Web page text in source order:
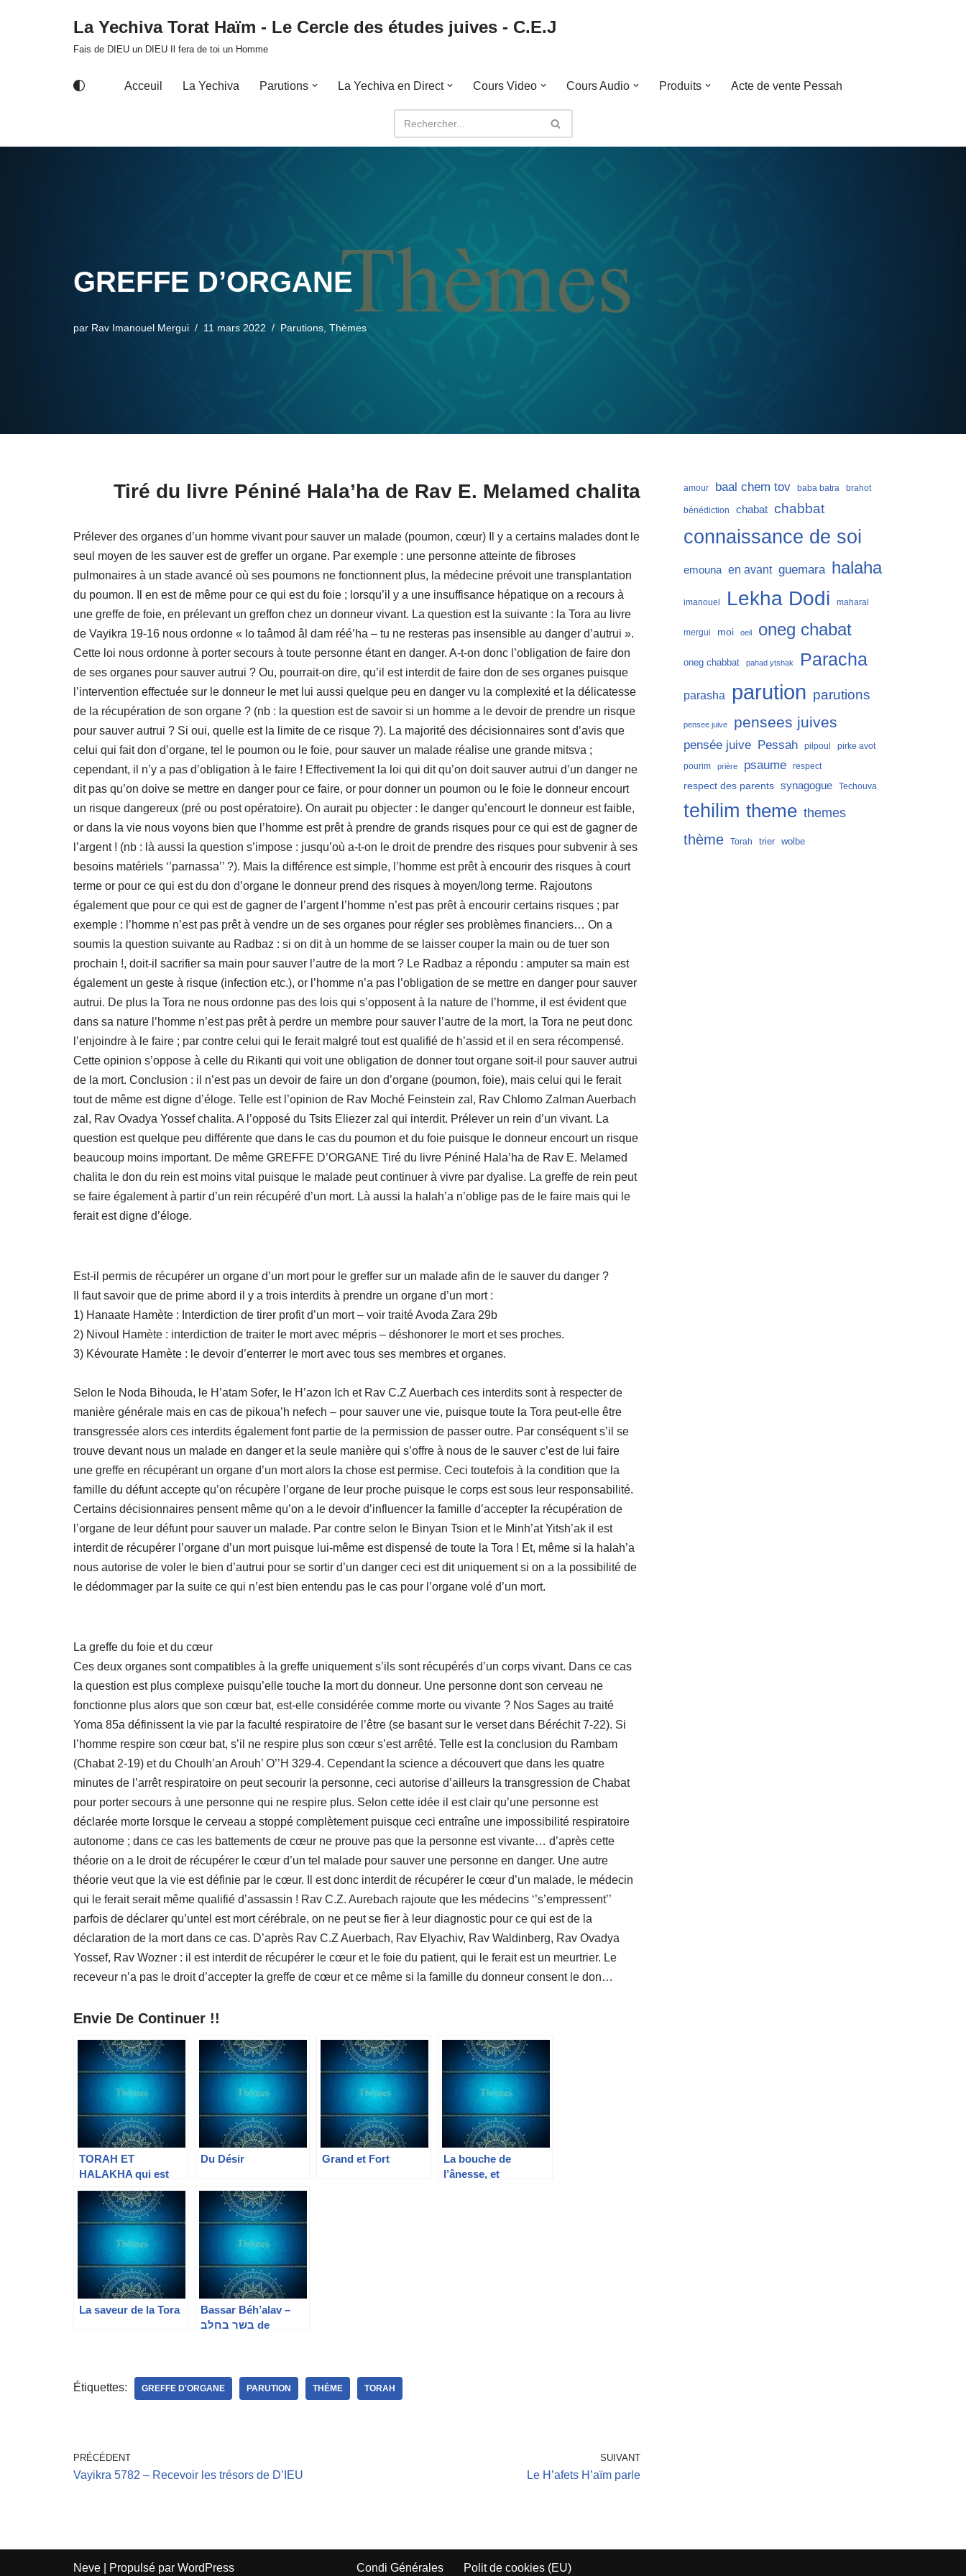
La Yechiva Torat Haïm - Le Cercle des études juives - C.E.J
Fais de DIEU un DIEU Il fera de toi un Homme
Acceuil La Yechiva Parutions La Yechiva en Direct Cours Video Cours Audio Produits Acte de vente Pessah
GREFFE D’ORGANE
par Rav Imanouel Mergui 11 mars 2022 Parutions Thèmes
Tiré du livre Péniné Hala’ha de Rav E. Melamed chalita
Prélever des organes d’un homme vivant pour sauver un malade (poumon, cœur) Il y a certains malades dont le
seul moyen de les sauver est de greffer un organe. Par exemple : une personne atteinte de fibroses
pulmonaires à un stade avancé où ses poumons ne fonctionnent plus, la médecine prévoit une transplantation
du poumon. Il en est de même pour ce qui est du foie ; lorsqu’il y a une insuffisance hépatique on a recours à
une greffe de foie, en prélevant un greffon chez un donneur vivant. La question est la suivante : la Tora au livre
de Vayikra 19-16 nous ordonne « lo taâmod âl dam réé’ha – tu ne resteras pas insensible au danger d’autrui ».
Cette loi nous ordonne à porter secours à toute personne étant en danger. A-t-on donc l’obligation de faire don
de ses organes pour sauver autrui ? Ou, pourrait-on dire, qu’il est interdit de faire don de ses organes puisque
l’intervention effectuée sur le donneur le met lui aussi quelque peu en danger vu la complexité et la délicatesse
de la récupération de son organe ? (nb : la question est de savoir si un homme a le devoir de prendre un risque
pour sauver autrui ? Si oui, quelle est la limite de ce risque ?). La majorité des décisionnaires sont d’avis que
celui qui fait don d’organe, tel le poumon ou le foie, pour sauver un malade réalise une grande mitsva ;
cependant, il n’y a pas d’obligation à le faire ! Effectivement la loi qui dit qu’on doit sauver autrui d’un danger ne
dit pas qu’on doive se mettre en danger pour ce faire, or pour donner un poumon ou le foie le donneur encourt
un risque dangereux (pré ou post opératoire). On aurait pu objecter : le danger qu’encourt le donneur est faible,
or dans la vie nous voyons bien que l’homme est prêt à prendre de grands risques pour ce qui est de gagner de
l’argent ! (nb : là aussi la question s’impose : jusqu’où a-t-on le droit de prendre des risques pour subvenir à ses
besoins matériels ‘’parnassa’’ ?). Mais la différence est simple, l’homme est prêt à encourir des risques à court
terme or pour ce qui est du don d’organe le donneur prend des risques à moyen/long terme. Rajoutons
également que pour ce qui est de gagner de l’argent l’homme n’est pas prêt à encourir certains risques ; par
exemple : l’homme n’est pas prêt à vendre un de ses organes pour régler ses problèmes financiers… On a
soumis la question suivante au Radbaz : si on dit à un homme de se laisser couper la main ou de tuer son
prochain !, doit-il sacrifier sa main pour sauver l’autre de la mort ? Le Radbaz a répondu : amputer sa main est
également un geste à risque (infection etc.), or l’homme n’a pas l’obligation de se mettre en danger pour sauver
autrui. De plus la Tora ne nous ordonne pas des lois qui s’opposent à la nature de l’homme, il est évident que
dans sa nature l’homme n’est pas prêt à perdre un membre pour sauver l’autre de la mort, la Tora ne peut donc
l’enjoindre à le faire ; par contre celui qui le ferait malgré tout est qualifié de h’assid et il en sera récompensé.
Cette opinion s’oppose à celle du Rikanti qui voit une obligation de donner tout organe soit-il pour sauver autrui
de la mort. Conclusion : il n’est pas un devoir de faire un don d’organe (poumon, foie), mais celui qui le ferait
tout de même est digne d’éloge. Telle est l’opinion de Rav Moché Feinstein zal, Rav Chlomo Zalman Auerbach
zal, Rav Ovadya Yossef chalita. A l’opposé du Tsits Eliezer zal qui interdit. Prélever un rein d’un vivant. La
question est quelque peu différente que dans le cas du poumon et du foie puisque le donneur encourt un risque
beaucoup moins important. De même GREFFE D’ORGANE Tiré du livre Péniné Hala’ha de Rav E. Melamed
chalita le don du rein est moins vital puisque le malade peut continuer à vivre par dyalise. La greffe de rein peut
se faire également à partir d’un rein récupéré d’un mort. Là aussi la halah’a n’oblige pas de le faire mais qui le
ferait est digne d’éloge.
Est-il permis de récupérer un organe d’un mort pour le greffer sur un malade afin de le sauver du danger ?
Il faut savoir que de prime abord il y a trois interdits à prendre un organe d’un mort :
1) Hanaate Hamète : Interdiction de tirer profit d’un mort – voir traité Avoda Zara 29b
2) Nivoul Hamète : interdiction de traiter le mort avec mépris – déshonorer le mort et ses proches.
3) Kévourate Hamète : le devoir d’enterrer le mort avec tous ses membres et organes.
Selon le Noda Bihouda, le H’atam Sofer, le H’azon Ich et Rav C.Z Auerbach ces interdits sont à respecter de
manière générale mais en cas de pikoua’h nefech – pour sauver une vie, puisque toute la Tora peut-elle être
transgressée alors ces interdits également font partie de la permission de passer outre. Par conséquent s’il se
trouve devant nous un malade en danger et la seule manière qui s’offre à nous de le sauver c’est de lui faire
une greffe en récupérant un organe d’un mort alors la chose est permise. Ceci toutefois à la condition que la
famille du défunt accepte qu’on récupère l’organe de leur proche puisque le corps est sous leur responsabilité.
Certains décisionnaires pensent même qu’on a le devoir d’influencer la famille d’accepter la récupération de
l’organe de leur défunt pour sauver un malade. Par contre selon le Binyan Tsion et le Minh’at Yitsh’ak il est
interdit de récupérer l’organe d’un mort puisque lui-même est dispensé de toute la Tora ! Et, même si la halah’a
nous autorise de voler le bien d’autrui pour se sortir d’un danger ceci est dit uniquement si on a la possibilité de
le dédommager par la suite ce qui n’est bien entendu pas le cas pour l’organe volé d’un mort.
La greffe du foie et du cœur
Ces deux organes sont compatibles à la greffe uniquement s’ils sont récupérés d’un corps vivant. Dans ce cas
la question est plus complexe puisqu’elle touche la mort du donneur. Une personne dont son cerveau ne
fonctionne plus alors que son cœur bat, est-elle considérée comme morte ou vivante ? Nos Sages au traité
Yoma 85a définissent la vie par la faculté respiratoire de l’être (se basant sur le verset dans Béréchit 7-22). Si
l’homme respire son cœur bat, s’il ne respire plus son cœur s’est arrêté. Telle est la conclusion du Rambam
(Chabat 2-19) et du Choulh’an Arouh’ O’’H 329-4. Cependant la science a découvert que dans les quatre
minutes de l’arrêt respiratoire on peut secourir la personne, ceci autorise d’ailleurs la transgression de Chabat
pour porter secours à une personne qui ne respire plus. Selon cette idée il est clair qu’une personne est
déclarée morte lorsque le cerveau a stoppé complètement puisque ceci entraîne une impossibilité respiratoire
autonome ; dans ce cas les battements de cœur ne prouve pas que la personne est vivante… d’après cette
théorie on a le droit de récupérer le cœur d’un tel malade pour sauver une personne en danger. Une autre
théorie veut que la vie est définie par le cœur. Il est donc interdit de récupérer le cœur d’un malade, le médecin
qui le ferait serait même qualifié d’assassin ! Rav C.Z. Aurebach rajoute que les médecins ‘’s’empressent’’
parfois de déclarer qu’untel est mort cérébrale, on ne peut se fier à leur diagnostic pour ce qui est de la
déclaration de la mort dans ce cas. D’après Rav C.Z Auerbach, Rav Elyachiv, Rav Waldinberg, Rav Ovadya
Yossef, Rav Wozner : il est interdit de récupérer le cœur et le foie du patient, qui le ferait est un meurtrier. Le
receveur n’a pas le droit d’accepter la greffe de cœur et ce même si la famille du donneur consent le don…
Envie De Continuer !!
TORAH ET
HALAKHA qui est
quoi ?
Du Désir Grand et Fort
La bouche de
l’ânesse, et
La saveur de la Tora
Bassar Béh’alav –
בשר בחלב de
Étiquettes: GREFFE D'ORGANE PARUTION THÈME TORAH
PRÉCÉDENT
Vayikra 5782 – Recevoir les trésors de D’IEU
SUIVANT
Le H’afets H’aïm parle
amour baal chem tov baba batra brahot
bénédiction chabat chabbat
connaissance de soi
emouna en avant guemara halaha
imanouel Lekha Dodi maharal
mergui moi oeil oneg chabat
oneg chabbat pahad ytshak Paracha
parasha parution parutions
pensee juive pensees juives
pensée juive Pessah pilpoul
pirke avot
pourim
prière psaume respect
respect des parents synagogue Techouva
tehilim theme themes
thème Torah trier wolbe
Neve | Propulsé par WordPress Condi Générales Polit de cookies (EU)